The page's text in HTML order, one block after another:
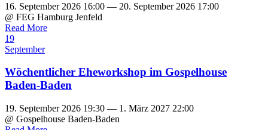
16. September 2026 16:00 — 20. September 2026 17:00
@ FEG Hamburg Jenfeld
Read More
19
September
Wöchentlicher Eheworkshop im Gospelhouse
Baden-Baden
19. September 2026 19:30 — 1. März 2027 22:00
@ Gospelhouse Baden-Baden